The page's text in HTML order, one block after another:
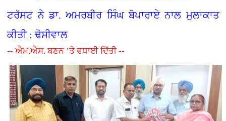
ਟਰੱਸਟ ਨੇ ਡਾ. ਅਮਰਬੀਰ ਸਿੰਘ ਬੋਪਾਰਾਏ ਨਾਲ ਮੁਲਾਕਾਤ
ਕੀਤੀ : ਢੋਸੀਵਾਲ
-- ਐਮ.ਐਸ. ਬਣਨ ’ਤੇ ਵਧਾਈ ਦਿੱਤੀ --